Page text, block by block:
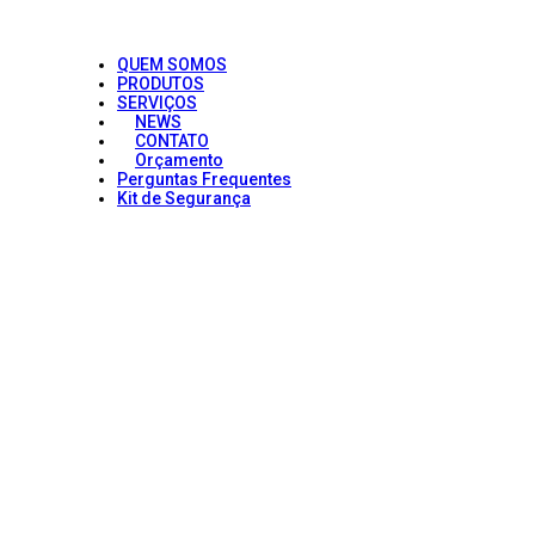
QUEM SOMOS
PRODUTOS
SERVIÇOS
NEWS
CONTATO
Orçamento
Perguntas Frequentes
Kit de Segurança